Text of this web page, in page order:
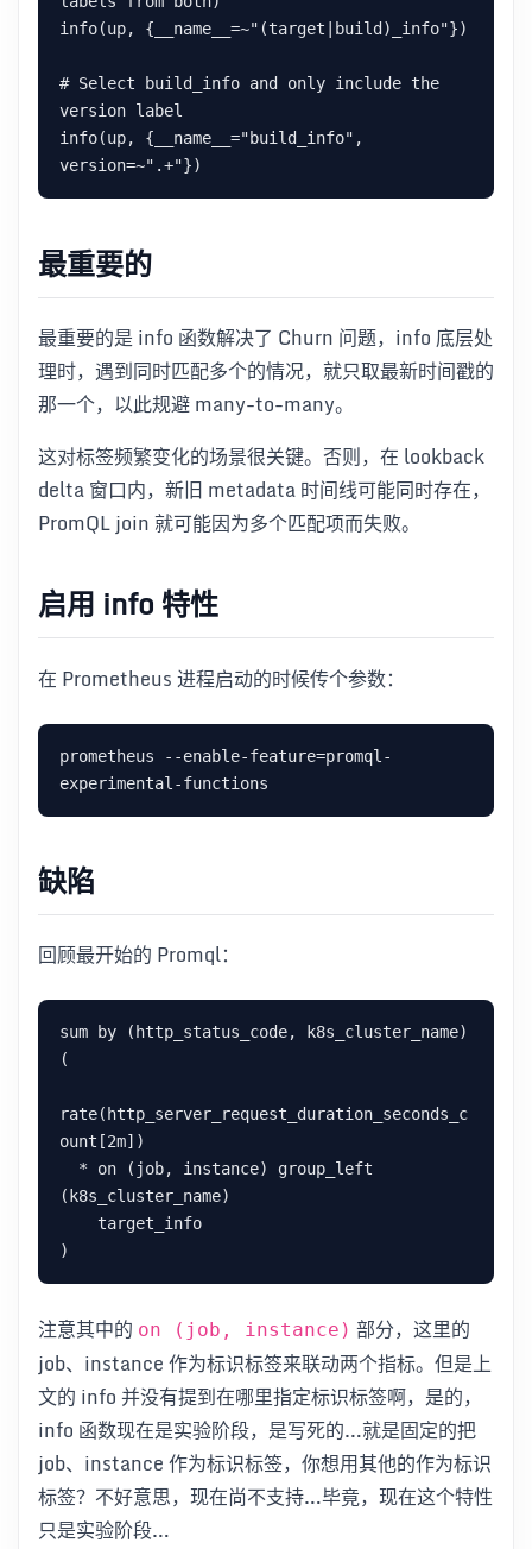
info(up, {__name__=~"(target|build)_info"})
# Select build_info and only include the
version label
info(up, {__name__="build_info",
最重要的
最重要的是 info 函数解决了 Churn 问题，info 底层处
理时，遇到同时匹配多个的情况，就只取最新时间戳的
那一个，以此规避 many-to-many。
这对标签频繁变化的场景很关键。否则，在 lookback
delta 窗口内，新旧 metadata 时间线可能同时存在，
PromQL join 就可能因为多个匹配项而失败。
启用 info 特性
在 Prometheus 进程启动的时候传个参数：
prometheus --enable-feature=promql-
缺陷
回顾最开始的 Promql：
sum by (http_status_code, k8s_cluster_name)
(
rate(http_server_request_duration_seconds_c
ount[2m])
(k8s_cluster_name)
注意其中的 on (job, instance) 部分，这里的
job、instance 作为标识标签来联动两个指标。但是上
文的 info 并没有提到在哪里指定标识标签啊，是的，
info 函数现在是实验阶段，是写死的…就是固定的把
job、instance 作为标识标签，你想用其他的作为标识
标签？不好意思，现在尚不支持…毕竟，现在这个特性
只是实验阶段…